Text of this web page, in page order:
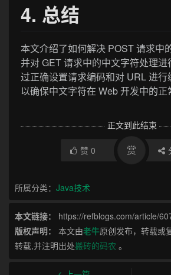
4. 总结
本文介绍了如何解决 POST 请求中
并对 GET 请求中的中文字符处理
过正确设置请求编码和对 URL 进
以确保中文字符在 Web 开发中的正
正文到此结束
赞 0 赏
所属分类： Java技术
本文链接：
https://refblogs.com/article/
版权声明：
本文由老牛原创发布，转载或
转载,并注明出处搬砖的码农 。